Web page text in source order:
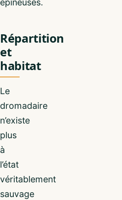
épineuses.
Répartition
et
habitat
Le
dromadaire
n’existe
plus
à
l’état
véritablement
sauvage